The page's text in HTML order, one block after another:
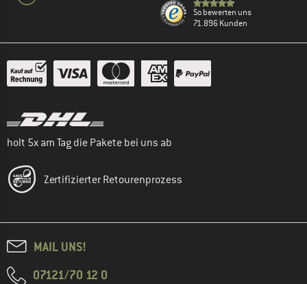
So bewerten uns
71.896 Kunden
holt 5x am Tag die Pakete bei uns ab
Zertifizierter Retourenprozess
MAIL UNS!
07121/70 12 0